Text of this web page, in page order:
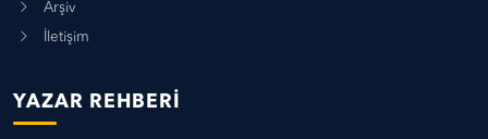
Arşiv
İletişim
YAZAR REHBERI